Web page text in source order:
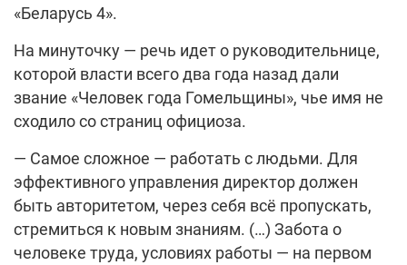
«Беларусь 4».
На минуточку — речь идет о руководительнице,
которой власти всего два года назад дали
звание «Человек года Гомельщины», чье имя не
сходило со страниц официоза.
— Самое сложное — работать с людьми. Для
эффективного управления директор должен
быть авторитетом, через себя всё пропускать,
стремиться к новым знаниям. (…) Забота о
человеке труда, условиях работы — на первом